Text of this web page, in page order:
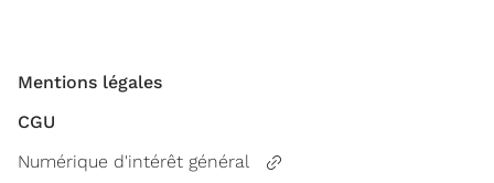
Mentions légales
CGU
Numérique d'intérêt général